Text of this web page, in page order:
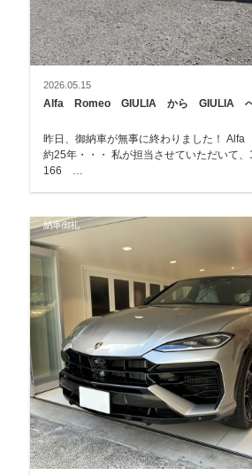
2026.05.15
Alfa Romeo GIULIA から GIULIA
昨日、御納車が無事に終わりました！ Alfa Romeo 歴が長く、
約25年・・・ 私が担当させていただいて、164 → 147・
166 …
納車御礼